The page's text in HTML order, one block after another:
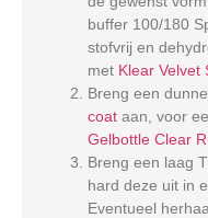
buffer 100/180
stofvrij en
met Klear Velvet
Breng een
coat aan, voor
Gelbottle Clear
Breng een laag
hard deze uit in
Eventueel